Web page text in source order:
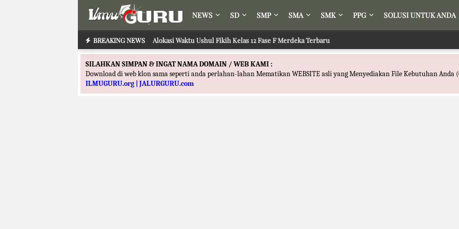
NEWS SD SMP SMA SMK PPG SOLUSI UNTUK ANDA
BREAKING NEWS Alokasi Waktu Ushul Fikih Kelas 12 Fase F Merdeka Terbaru
SILAHKAN SIMPAN & INGAT NAMA DOMAIN / WEB KAMI :
Download di web klon sama seperti anda perlahan-lahan Mematikan WEBSITE asli yang Menyediakan File Kebutuhan Anda
ILMUGURU.org | JALURGURU.com